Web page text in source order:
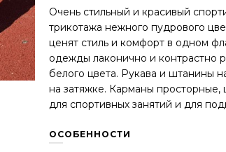
Очень стильный и красивый
трикотажа нежного пудрового
ценят стиль и комфорт в одном
одежды лаконично и контрастно
белого цвета. Рукава и штанины
на затяжке. Карманы
для спортивных занятий и для
ОСОБЕННОСТИ